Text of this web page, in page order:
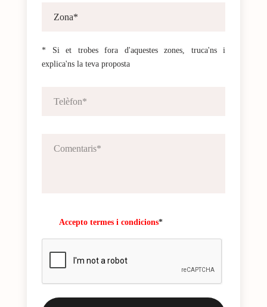
* Si et trobes fora d'aquestes zones, truca'ns i
explica'ns la teva proposta
Accepto termes i condicions*